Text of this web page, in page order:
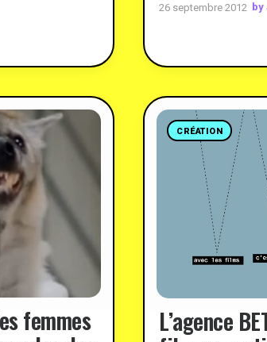
26 septembre 2012
femmes
CRÉATION
L’agence